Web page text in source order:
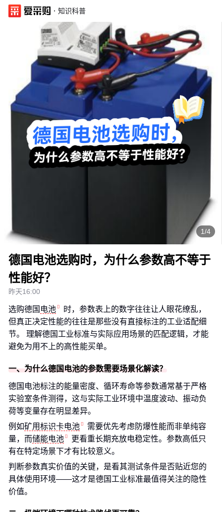
· 知识科普
1/4
德国电池选购时，为什么参数高不等于
性能好？
昨天16:00
选购德国 电池
时，参数表上的数字往往让人眼花缭乱，
但真正决定性能的往往是那些没有直接标注的工业适配细
节。 理解德国工业标准与实际应用场景的匹配逻辑，才能
避免为用不上的高性能买单。
一、为什么德国电池的参数需要场景化解读？
德国电池标注的能量密度、循环寿命等参数通常基于严格
实验室条件测得，这与实际工业环境中温度波动、振动负
荷等变量存在明显差异。
例如矿用标识卡电池
需要优先考虑防爆性能而非单纯容
量，而储能电池
更看重长期充放电稳定性。参数高低只
有在特定场景下才有比较意义。
判断参数真实价值的关键，是看其测试条件是否贴近您的
具体使用环境——这才是德国工业标准最值得关注的隐性
价值。